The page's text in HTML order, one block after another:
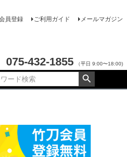
員登録 ご利用ガイド メールマガジン
075-432-1855 （平日 9:00〜18:00)